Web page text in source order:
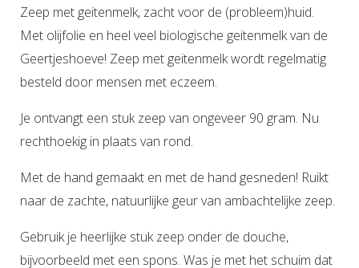
Zeep met geitenmelk, zacht voor de (probleem)huid.
Met olijfolie en heel veel biologische geitenmelk van de
Geertjeshoeve! Zeep met geitenmelk wordt regelmatig
besteld door mensen met eczeem.
Je ontvangt een stuk zeep van ongeveer 90 gram. Nu
rechthoekig in plaats van rond.
Met de hand gemaakt en met de hand gesneden! Ruikt
naar de zachte, natuurlijke geur van ambachtelijke zeep.
Gebruik je heerlijke stuk zeep onder de douche,
bijvoorbeeld met een spons. Was je met het schuim dat